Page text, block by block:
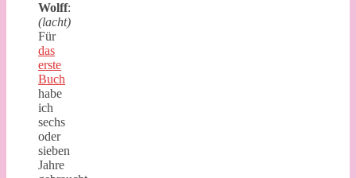
Wolff:
(lacht)
Für
das
erste
Buch
habe
ich
sechs
oder
sieben
Jahre